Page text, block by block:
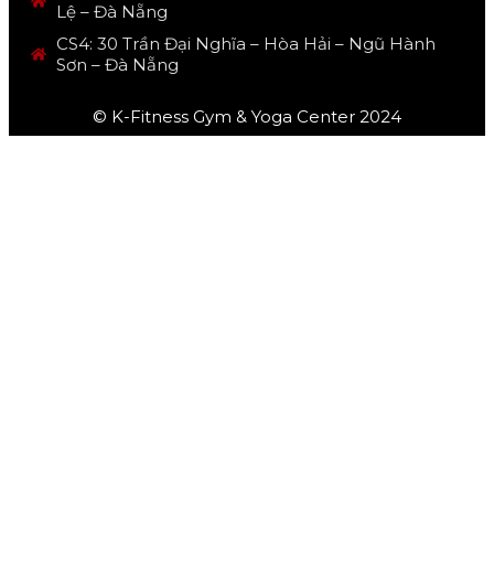
Lệ – Đà Nẵng
CS4: 30 Trần Đại Nghĩa – Hòa Hải – Ngũ Hành
Sơn – Đà Nẵng
© K-Fitness Gym & Yoga Center 2024